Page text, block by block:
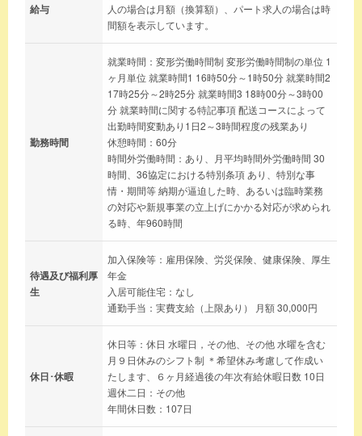
給与
人の場合は月額（換算額）、パート求人の場合は時
間額を表示しています。
勤務時間
就業時間：変形労働時間制 変形労働時間制の単位 1
ヶ月単位 就業時間1 16時50分～1時50分 就業時間2
17時25分～2時25分 就業時間3 18時00分～3時00
分 就業時間に関する特記事項 配送コースによって
出勤時間変動あり1日2～3時間程度の残業あり
休憩時間：60分
時間外労働時間：あり、月平均時間外労働時間 30
時間、36協定における特別条項 あり、特別な事
情・期間等 納期が逼迫した時、あるいは臨時業務
の対応や新規事業の立上げにかかる対応が求められ
る時、年960時間
待遇及び福利厚
生
加入保険等：雇用保険、労災保険、健康保険、厚生
年金
入居可能住宅：なし
通勤手当：実費支給（上限あり） 月額 30,000円
休日･休暇
休日等：休日 水曜日，その他、その他 水曜を含む
月９日休みのシフト制 ＊希望休み考慮して作成い
たします、６ヶ月経過後の年次有給休暇日数 10日
週休二日：その他
年間休日数：107日